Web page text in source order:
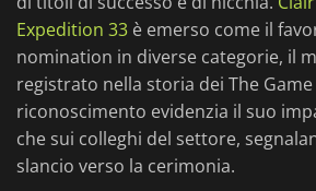
Expedition 33 è emerso come il
nomination in diverse categorie, il
registrato nella storia dei The
riconoscimento evidenzia il suo
che sui colleghi del settore,
slancio verso la cerimonia.